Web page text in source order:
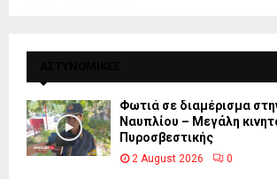
Φωτιά σε διαμέρισμα
Ναυπλίου – Μεγάλη
Πυροσβεστικής
2 August 2026 0